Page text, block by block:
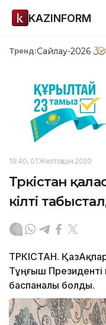
KAZINFORM
Тренд:Сайлау-2026
19:40, 01 Желтоқсан 2020
Түркістан
кілті
ТҮРКІСТАН.
Тұңғыш Президенті
баспаналы болды.